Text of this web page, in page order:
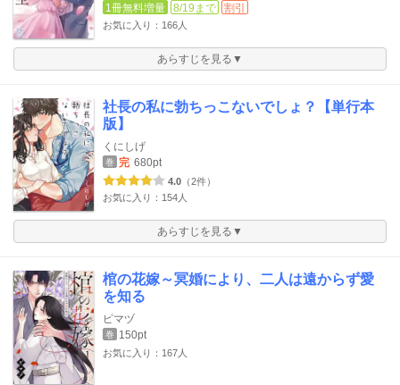
1冊無料増量
8/19まで 割引
お気に入り：166人
あらすじを見る▼
社長の私に勃ちっこないでしょ？【単行本
版】
くにしげ
巻 完 680pt
4.0 （2件）
お気に入り：154人
あらすじを見る▼
棺の花嫁～冥婚により、二人は遠からず愛
を知る
ピマヅ
巻 150pt
お気に入り：167人